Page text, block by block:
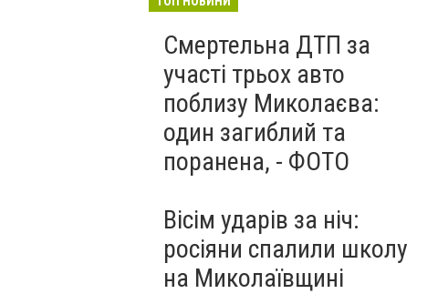
Смертельна ДТП за
участі трьох авто
поблизу Миколаєва:
один загиблий та
поранена, - ФОТО
Вісім ударів за ніч:
росіяни спалили школу
на Миколаївщині